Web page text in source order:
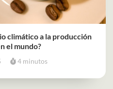
climático a la producción
el mundo?
4 minutos